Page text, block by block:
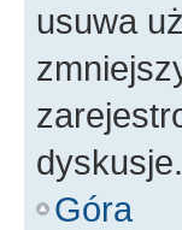
usuwa
dyskusje.
Góra